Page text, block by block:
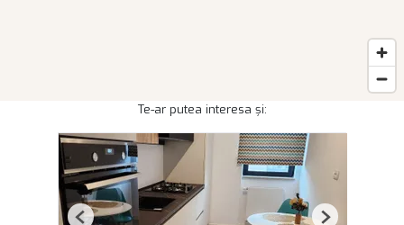
Te-ar putea interesa și: